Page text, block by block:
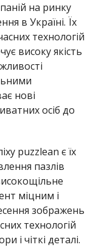
на ринку
в Україні. Їх
технологій
високу якість
нові
осіб до
puzzlean є їх
пазлів
міцним і
зображень
технологій
і чіткі деталі.